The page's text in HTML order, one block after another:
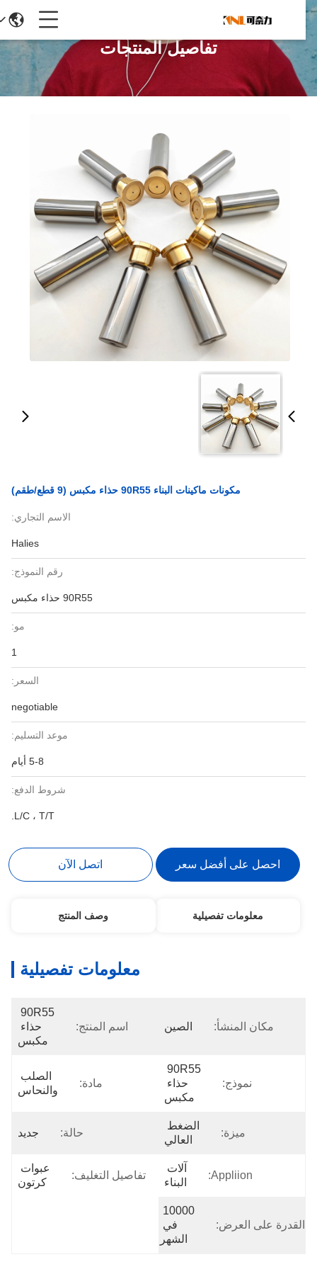
تفاصيل المنتجات
مكونات ماكينات البناء 90R55 حذاء مكبس (9 قطع/طقم)
الاسم التجاري:
Halies
رقم النموذج:
90R55 حذاء مكبس
مو:
السعر:
negotiable
موعد التسليم:
5-8 أيام
شروط الدفع:
L/C ، T/T.
احصل على أفضل سعر اتصل الآن
معلومات تفصيلية وصف المنتج
معلومات تفصيلية
مكان المنشأ: الصين اسم المنتج:
90R55
حذاء
مكبس
نموذج:
90R55
حذاء
مكبس
مادة:
الصلب
والنحاس
ميزة:
الضغط
العالي
حالة: جديد
Appliion:
آلات
البناء
تفاصيل التغليف:
عبوات
كرتون
القدرة على العرض:
10000
الشهر